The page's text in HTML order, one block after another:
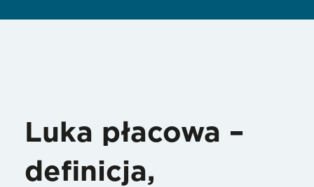
Luka płacowa –
definicja,